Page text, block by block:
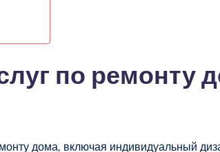
по ремонту
дома, включая индивидуальный